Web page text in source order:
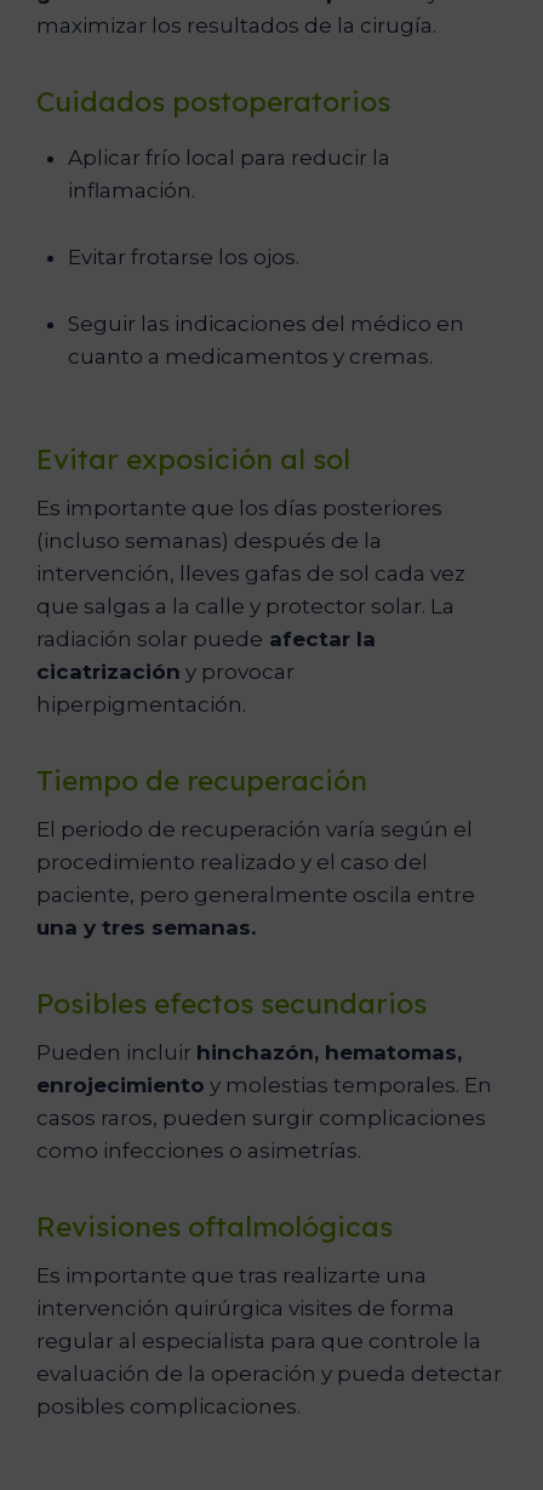
maximizar los resultados de la cirugía.
Cuidados postoperatorios
Aplicar frío local para reducir la
inflamación.
Evitar frotarse los ojos.
Seguir las indicaciones del médico en
cuanto a medicamentos y cremas.
Evitar exposición al sol
Es importante que los días posteriores
(incluso semanas) después de la
intervención, lleves gafas de sol cada vez
que salgas a la calle y protector solar. La
radiación solar puede afectar la
cicatrización y provocar
hiperpigmentación.
Tiempo de recuperación
El periodo de recuperación varía según el
procedimiento realizado y el caso del
paciente, pero generalmente oscila entre
una y tres semanas.
Posibles efectos secundarios
Pueden incluir hinchazón, hematomas,
enrojecimiento y molestias temporales. En
casos raros, pueden surgir complicaciones
como infecciones o asimetrías.
Revisiones oftalmológicas
Es importante que tras realizarte una
intervención quirúrgica visites de forma
regular al especialista para que controle la
evaluación de la operación y pueda detectar
posibles complicaciones.